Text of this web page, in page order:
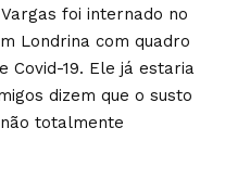
foi internado no
Londrina com quadro
Covid-19. Ele já estaria
dizem que o susto
totalmente